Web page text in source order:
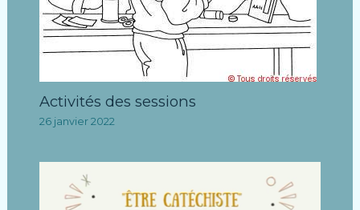
Activités des sessions
26 janvier 2022